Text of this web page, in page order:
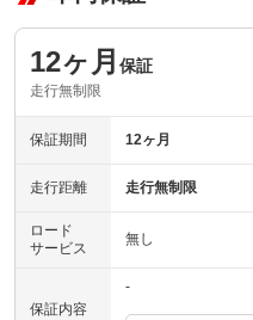
12ヶ月 保証
走行無制限
保証期間 12ヶ月
走行距離 走行無制限
ロード
サービス
無し
保証内容
-